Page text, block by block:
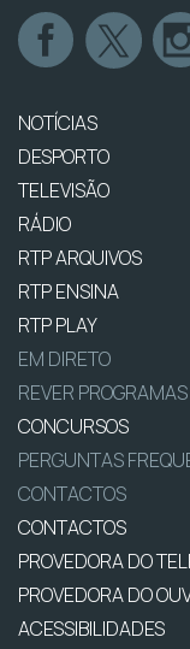
NOTÍCIAS
DESPORTO
TELEVISÃO
RÁDIO
RTP ARQUIVOS
RTP ENSINA
RTP PLAY
EM DIRETO
REVER PROGRAMAS
CONCURSOS
PERGUNTAS
CONTACTOS
CONTACTOS
PROVEDORA DO
PROVEDORA DO
ACESSIBILIDADES